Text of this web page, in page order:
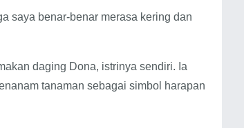
saya benar-benar merasa kering dan
daging Dona, istrinya sendiri. Ia
tanaman sebagai simbol harapan